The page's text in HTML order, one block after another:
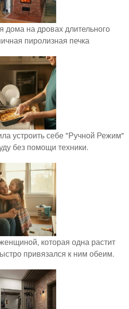
дома на дровах длительного
пиролизная печка
устроить себе "Ручной Режим"
без помощи техники.
которая одна растит
привязался к ним обеим.